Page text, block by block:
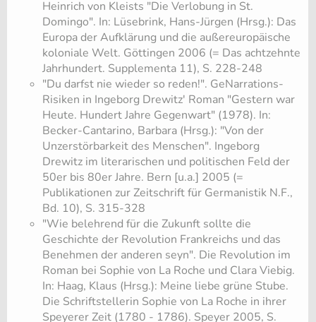
Heinrich von Kleists "Die Verlobung in St.
Domingo". In: Lüsebrink, Hans-Jürgen (Hrsg.): Das
Europa der Aufklärung und die außereuropäische
koloniale Welt. Göttingen 2006 (= Das achtzehnte
Jahrhundert. Supplementa 11), S. 228-248
​"Du darfst nie wieder so reden!". GeNarrations-
Risiken in Ingeborg Drewitz' Roman "Gestern war
Heute. Hundert Jahre Gegenwart" (1978). In:
Becker-Cantarino, Barbara (Hrsg.): "Von der
Unzerstörbarkeit des Menschen". Ingeborg
Drewitz im literarischen und politischen Feld der
50er bis 80er Jahre. Bern [u.a.] 2005 (=
Publikationen zur Zeitschrift für Germanistik N.F.,
Bd. 10), S. 315-328
​"Wie belehrend für die Zukunft sollte die
Geschichte der Revolution Frankreichs und das
Benehmen der anderen seyn". Die Revolution im
Roman bei Sophie von La Roche und Clara Viebig.
In: Haag, Klaus (Hrsg.): Meine liebe grüne Stube.
Die Schriftstellerin Sophie von La Roche in ihrer
Speyerer Zeit (1780 - 1786). Speyer 2005, S.